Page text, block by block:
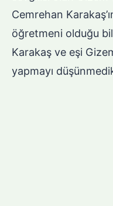
Cemrehan
öğretmeni olduğu
Karakaş ve eşi
yapmayı